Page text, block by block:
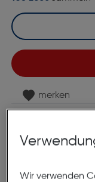
merken
Nach Hause
Selbstabholung
Wir verwenden